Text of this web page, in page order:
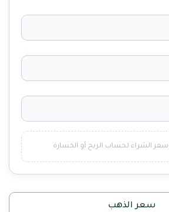
الشراء لحساب الربح أو الخسارة
سعر الذهب